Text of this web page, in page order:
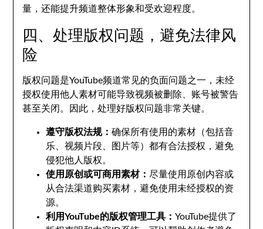
量，还能提升频道整体形象和受欢迎程度。
四、处理版权问题，避免法律风
险
版权问题是YouTube频道常见的负面问题之一，未经
授权使用他人素材可能导致视频被删除、账号被警告
甚至关闭。因此，处理好版权问题非常关键。
遵守版权法规：确保所有使用的素材（包括音
乐、视频片段、图片等）都有合法授权，避免
侵犯他人版权。
使用原创或可商用素材：尽量使用原创内容或
从合法渠道购买素材，避免使用未经授权的资
源。
利用YouTube的版权管理工具：YouTube提供了